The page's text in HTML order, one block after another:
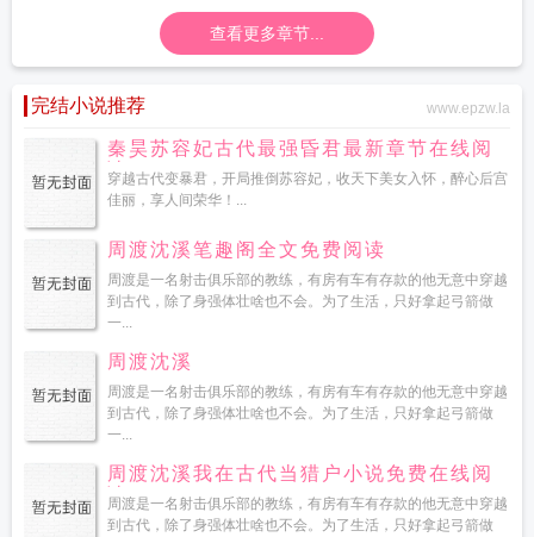
查看更多章节...
完结小说推荐 www.epzw.la
秦昊苏容妃古代最强昏君最新章节在线阅
读
穿越古代变暴君，开局推倒苏容妃，收天下美女入怀，醉心后宫
佳丽，享人间荣华！...
周渡沈溪笔趣阁全文免费阅读
周渡是一名射击俱乐部的教练，有房有车有存款的他无意中穿越
到古代，除了身强体壮啥也不会。为了生活，只好拿起弓箭做
一...
周渡沈溪
周渡是一名射击俱乐部的教练，有房有车有存款的他无意中穿越
到古代，除了身强体壮啥也不会。为了生活，只好拿起弓箭做
一...
周渡沈溪我在古代当猎户小说免费在线阅
读
周渡是一名射击俱乐部的教练，有房有车有存款的他无意中穿越
到古代，除了身强体壮啥也不会。为了生活，只好拿起弓箭做